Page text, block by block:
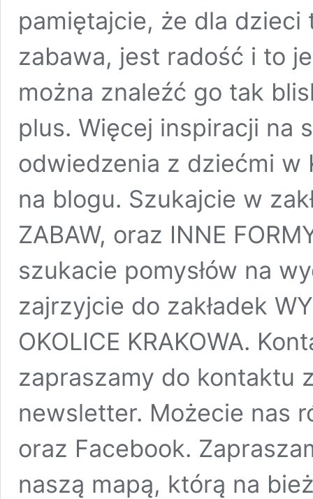
pamiętajcie, że dla
zabawa, jest radość i to
można znaleźć go tak
plus. Więcej inspiracji na
odwiedzenia z dziećmi w
na blogu. Szukajcie w
ZABAW, oraz INNE
szukacie pomysłów na
zajrzyjcie do zakładek
OKOLICE KRAKOWA.
zapraszamy do kontaktu
newsletter. Możecie nas
oraz Facebook.
naszą mapą, którą na